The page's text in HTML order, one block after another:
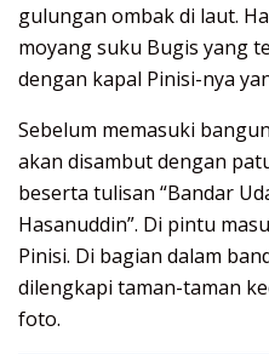
gulungan ombak di laut.
moyang suku Bugis yang
dengan kapal Pinisi-nya
Sebelum memasuki
akan disambut dengan
beserta tulisan “Bandar
Hasanuddin”. Di pintu
Pinisi. Di bagian dalam
dilengkapi taman-taman
foto.